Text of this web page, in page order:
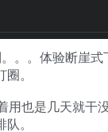
。。体验断崖式
。
用也是几天就干
。